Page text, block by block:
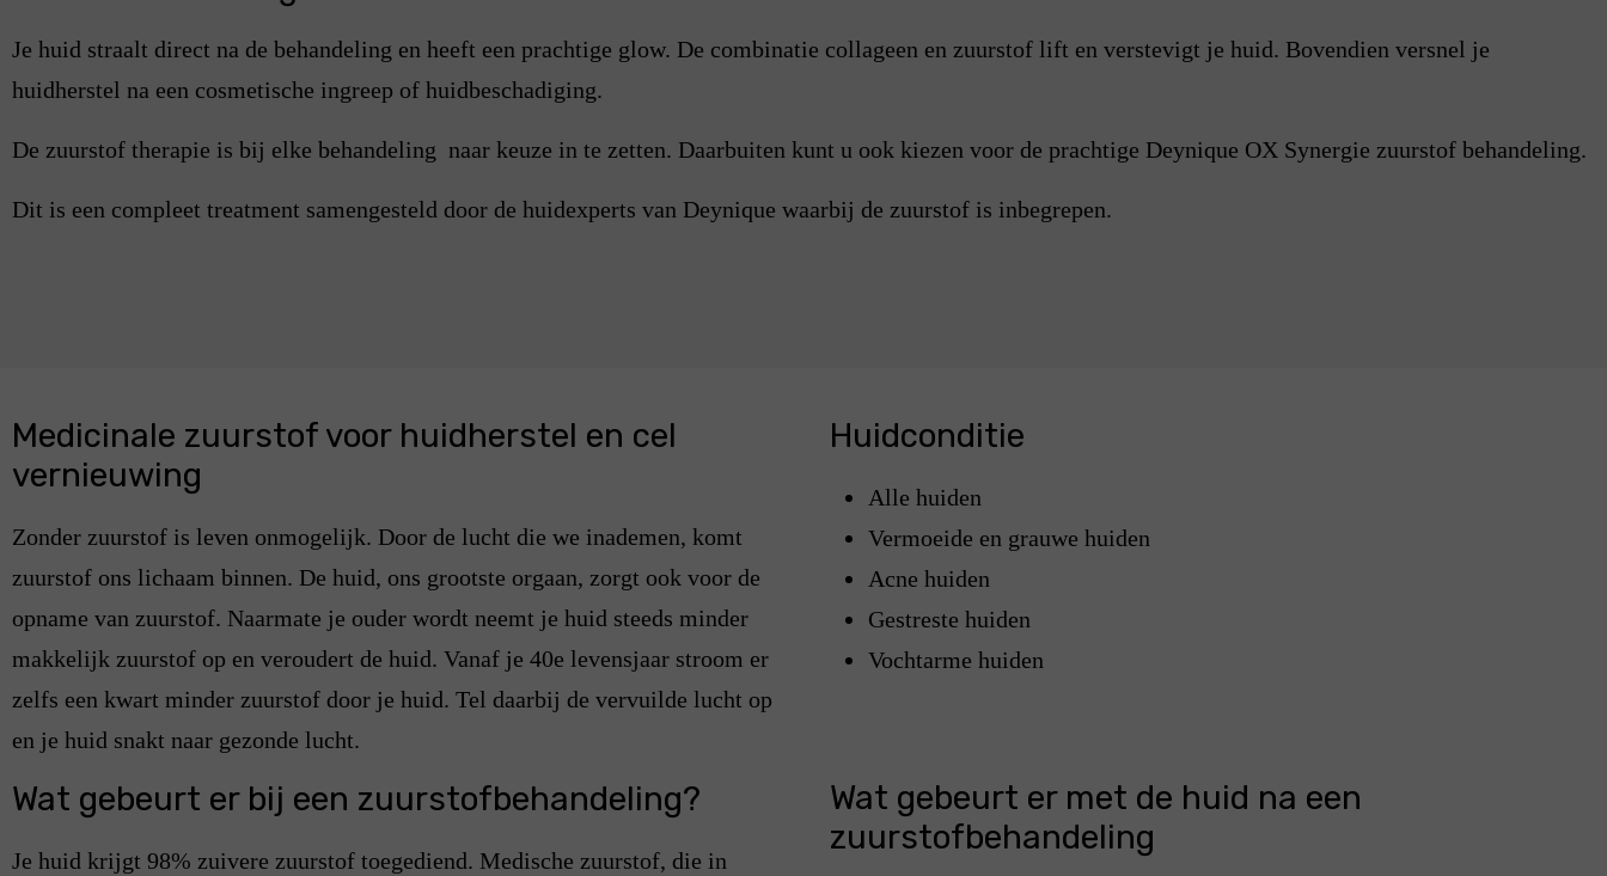
Je huid straalt direct na de behandeling en heeft een prachtige glow. De combinatie collageen en zuurstof lift en verstevigt je huid. Bovendien versnel je
huidherstel na een cosmetische ingreep of huidbeschadiging.
De zuurstof therapie is bij elke behandeling naar keuze in te zetten. Daarbuiten kunt u ook kiezen voor de prachtige Deynique OX Synergie zuurstof behandeling.
Dit is een compleet treatment samengesteld door de huidexperts van Deynique waarbij de zuurstof is inbegrepen.
Medicinale zuurstof voor huidherstel en cel
vernieuwing
Zonder zuurstof is leven onmogelijk. Door de lucht die we inademen, komt
zuurstof ons lichaam binnen. De huid, ons grootste orgaan, zorgt ook voor de
opname van zuurstof. Naarmate je ouder wordt neemt je huid steeds minder
makkelijk zuurstof op en veroudert de huid. Vanaf je 40e levensjaar stroom er
zelfs een kwart minder zuurstof door je huid. Tel daarbij de vervuilde lucht op
en je huid snakt naar gezonde lucht.
Wat gebeurt er bij een zuurstofbehandeling?
Je huid krijgt 98% zuivere zuurstof toegediend. Medische zuurstof, die in
Huidconditie
Alle huiden
Vermoeide en grauwe huiden
Acne huiden
Gestreste huiden
Vochtarme huiden
Wat gebeurt er met de huid na een
zuurstofbehandeling